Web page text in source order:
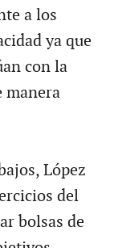
a los
ya que
con la
manera
López
del
bolsas de